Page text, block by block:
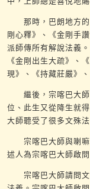
那時，巴朗地方的
剛心釋》、《金剛手
派師傳所有解說法義
《金剛出生大疏》、
現》、《持藏莊嚴》
繼後，宗喀巴大師
位、此生又從降生就
大師聽受了很多文殊
宗喀巴大師與喇嘛
述人為宗喀巴大師啟
宗喀巴大師請問文